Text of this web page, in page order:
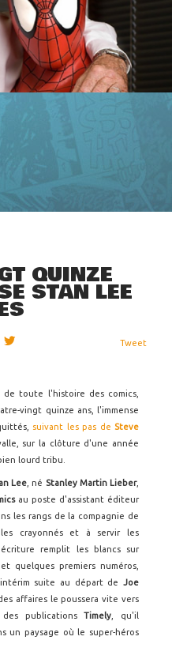
QUINZE
STAN LEE
Tweet
toute l'histoire des comics,
vingt quinze ans, l'immense
suivant les pas de Steve
sur la clôture d'une année
lourd tribu.
Lee , né Stanley Martin Lieber,
au poste d'assistant éditeur
les rangs de la compagnie de
crayonnés et à servir les
remplit les blancs sur
et quelques premiers numéros,
suite au départ de Joe
des affaires le poussera vite vers
publicationsTimely , qu'il
un paysage où le super-héros